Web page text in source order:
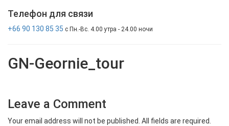
Телефон для связи
+66 90 130 85 35 с Пн.-Вс. 4.00 утра - 24.00 ночи
GN-Geornie_tour
Leave a Comment
Your email address will not be published. All fields are required.